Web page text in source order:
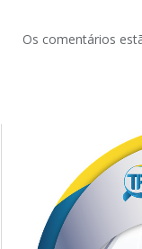
Os comentários